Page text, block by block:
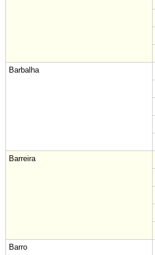
Barbalha
Barreira
Barro